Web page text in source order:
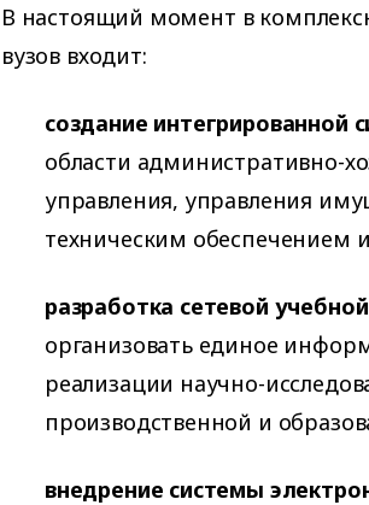
В настоящий момент в
вузов входит:
создание интегрированной
области административно-
управления, управления
техническим обеспечением
разработка сетевой
организовать единое
реализации научно-
производственной и
внедрение системы